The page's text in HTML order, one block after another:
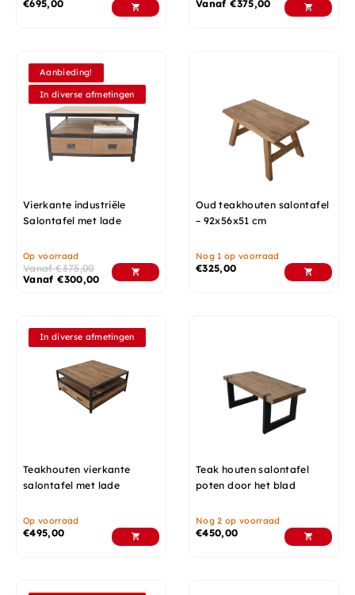
€695,00 Vanaf€375,00
Aanbieding!
In diverse afmetingen
Vierkante industriële
Salontafel met lade
Op voorraad
Vanaf€375,00
Vanaf€300,00
Oud teakhouten salontafel
– 92x56x51 cm
Nog 1 op voorraad
€325,00
In diverse afmetingen
Teakhouten vierkante
salontafel met lade
Op voorraad
€495,00
Teak houten salontafel
poten door het blad
Nog 2 op voorraad
€450,00